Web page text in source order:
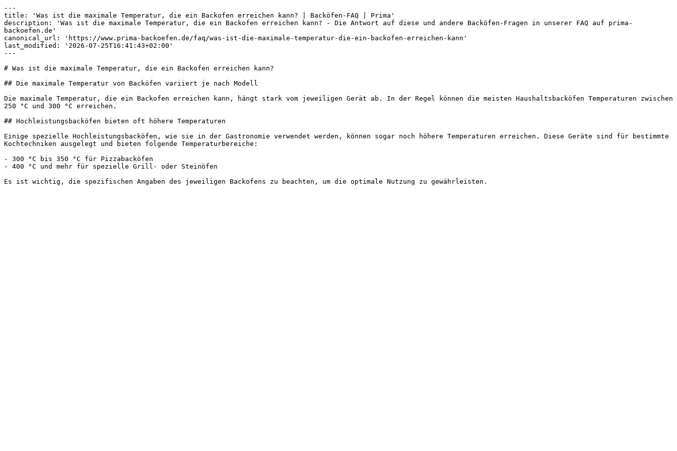
---
title: 'Was ist die maximale Temperatur, die ein Backofen erreichen kann? | Backöfen-FAQ | Prima'
description: 'Was ist die maximale Temperatur, die ein Backofen erreichen kann? - Die Antwort auf diese und andere Backöfen-Fragen in unserer FAQ auf prima-
backoefen.de'
canonical_url: 'https://www.prima-backoefen.de/faq/was-ist-die-maximale-temperatur-die-ein-backofen-erreichen-kann'
last_modified: '2026-07-25T16:41:43+02:00'
---
# Was ist die maximale Temperatur, die ein Backofen erreichen kann?
## Die maximale Temperatur von Backöfen variiert je nach Modell
Die maximale Temperatur, die ein Backofen erreichen kann, hängt stark vom jeweiligen Gerät ab. In der Regel können die meisten Haushaltsbacköfen Temperaturen zwischen
250 °C und 300 °C erreichen.
## Hochleistungsbacköfen bieten oft höhere Temperaturen
Einige spezielle Hochleistungsbacköfen, wie sie in der Gastronomie verwendet werden, können sogar noch höhere Temperaturen erreichen. Diese Geräte sind für bestimmte
Kochtechniken ausgelegt und bieten folgende Temperaturbereiche:
- 300 °C bis 350 °C für Pizzabacköfen
- 400 °C und mehr für spezielle Grill- oder Steinöfen